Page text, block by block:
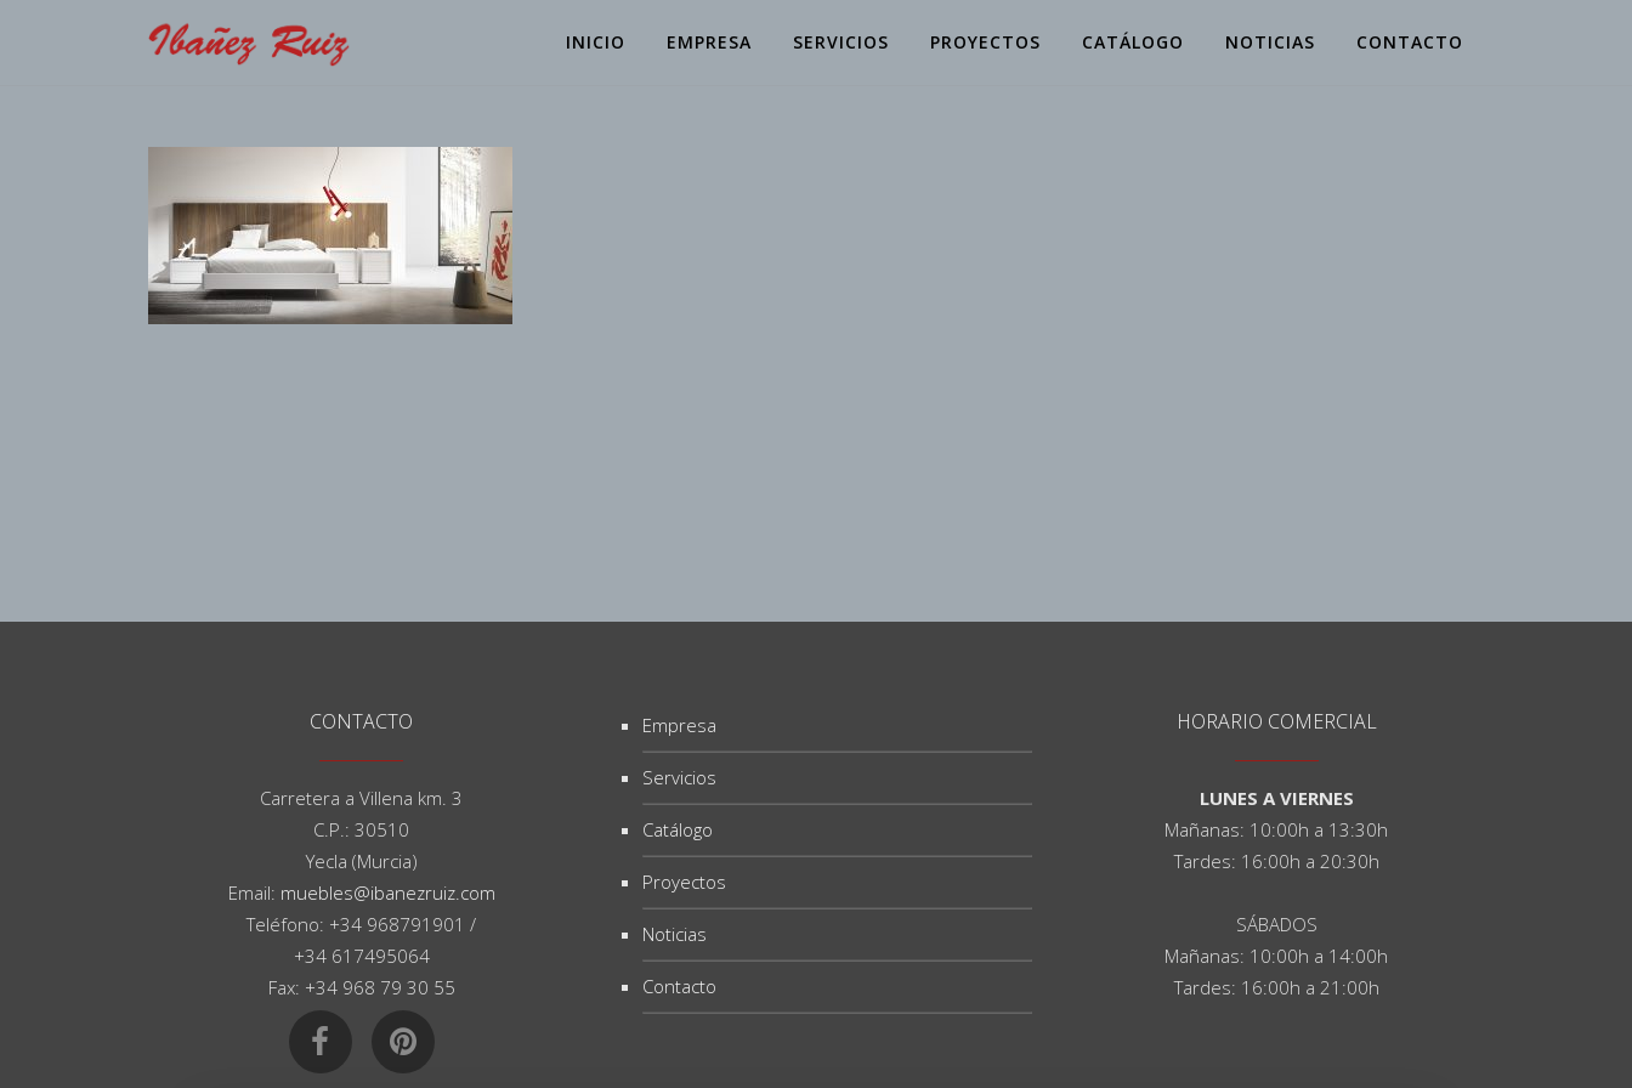
INICIO EMPRESA SERVICIOS PROYECTOS CATÁLOGO NOTICIAS CONTACTO
CONTACTO
Carretera a Villena km. 3
C.P.: 30510
Yecla (Murcia)
Email: muebles@ibanezruiz.com
Teléfono: +34 968791901 /
+34 617495064
Fax: +34 968 79 30 55
Empresa
Servicios
Catálogo
Proyectos
Noticias
Contacto
HORARIO COMERCIAL
LUNES A VIERNES
Mañanas: 10:00h a 13:30h
Tardes: 16:00h a 20:30h
SÁBADOS
Mañanas: 10:00h a 14:00h
Tardes: 16:00h a 21:00h